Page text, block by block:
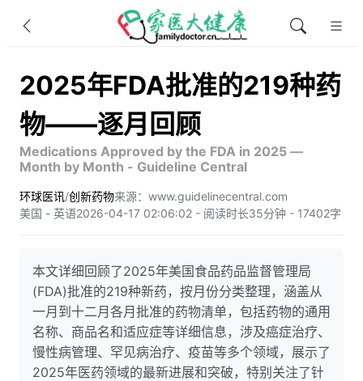
2025年FDA批准的219种药
物——逐月回顾
Medications Approved by the FDA in 2025 —
Month by Month - Guideline Central
环球医讯/创新药物来源：www.guidelinecentral.com
美国 - 英语2026-04-17 02:06:02 - 阅读时长35分钟 - 17402字
本文详细回顾了2025年美国食品药品监督管理局
(FDA)批准的219种新药，按月份分类整理，涵盖从
一月到十二月各月批准的药物清单，包括药物的通用
名称、商品名和适应症等详细信息，涉及癌症治疗、
慢性病管理、罕见病治疗、疫苗等多个领域，展示了
2025年医药领域的最新进展和突破，特别关注了针